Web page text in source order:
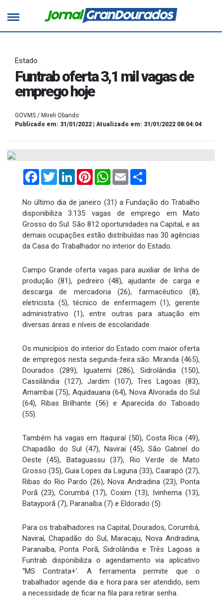
Estado
Funtrab oferta 3,1 mil vagas de
emprego hoje
GOVMS / Mireli Obando
Publicado em: 31/01/2022 | Atualizado em: 31/01/2022 08:04:04
FacebookTwitterLinkedInPinterestWhatsApp
Email
No último dia de janeiro (31) a Fundação do Trabalho
disponibiliza 3.135 vagas de emprego em Mato
Grosso do Sul. São 812 oportunidades na Capital, e as
demais ocupações estão distribuídas nas 30 agências
da Casa do Trabalhador no interior do Estado.
Campo Grande oferta vagas para auxiliar de linha de
produção (81), pedreiro (48), ajudante de carga e
descarga de mercadoria (26), farmacêutico (8),
eletricista (5), técnico de enfermagem (1), gerente
administrativo (1), entre outras para atuação em
diversas áreas e níveis de escolaridade.
Os municípios do interior do Estado com maior oferta
de empregos nesta segunda-feira são: Miranda (465),
Dourados (289), Iguatemi (286), Sidrolândia (150),
Cassilândia (127), Jardim (107), Tres Lagoas (83),
Amambai (75), Aquidauana (64), Nova Alvorada do Sul
(64), Ribas Brilhante (56) e Aparecida do Taboado
(55).
Também há vagas em Itaquiraí (50), Costa Rica (49),
Chapadão do Sul (47), Naviraí (45), São Gabriel do
Oeste (45), Bataguassu (37), Rio Verde de Mato
Grosso (35), Guia Lopes da Laguna (33), Caarapó (27),
Ribas do Rio Pardo (26), Nova Andradina (23), Ponta
Porã (23), Corumbá (17), Coxim (13), Ivinhema (13),
Batayporã (7), Paranaíba (7) e Eldorado (5).
Para os trabalhadores na Capital, Dourados, Corumbá,
Naviraí, Chapadão do Sul, Maracaju, Nova Andradina,
Paranaíba, Ponta Porã, Sidrolândia e Três Lagoas a
Funtrab disponibiliza o agendamento via aplicativo
“MS Contrata+'. A ferramenta permite que o
trabalhador agende dia e hora para ser atendido, sem
a necessidade de ficar na fila para retirar senha.